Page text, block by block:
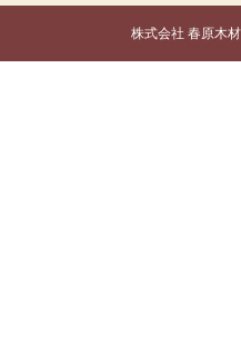
株式会社 春原木